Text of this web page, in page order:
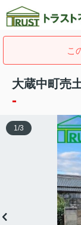
こ
大蔵中町売
-
1/3